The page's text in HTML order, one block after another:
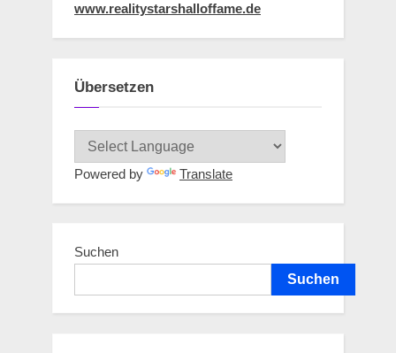
www.realitystarshalloffame.de
Übersetzen
Powered by Translate
Suchen
Suchen